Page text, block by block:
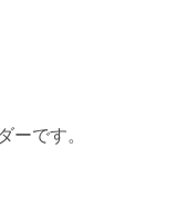
ーです。